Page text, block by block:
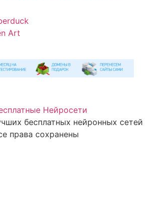
Art
бесплатных нейронных сетей
права сохранены